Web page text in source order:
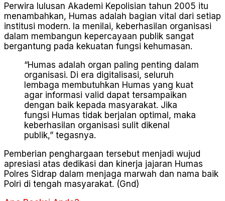
Perwira lulusan Akademi Kepolisian tahun 2005 itu
menambahkan, Humas adalah bagian vital dari setiap
institusi modern. Ia menilai, keberhasilan organisasi
dalam membangun kepercayaan publik sangat
bergantung pada kekuatan fungsi kehumasan.
“Humas adalah organ paling penting dalam
organisasi. Di era digitalisasi, seluruh
lembaga membutuhkan Humas yang kuat
agar informasi valid dapat tersampaikan
dengan baik kepada masyarakat. Jika
fungsi Humas tidak berjalan optimal, maka
keberhasilan organisasi sulit dikenal
publik,” tegasnya.
Pemberian penghargaan tersebut menjadi wujud
apresiasi atas dedikasi dan kinerja jajaran Humas
Polres Sidrap dalam menjaga marwah dan nama baik
Polri di tengah masyarakat. (Gnd)